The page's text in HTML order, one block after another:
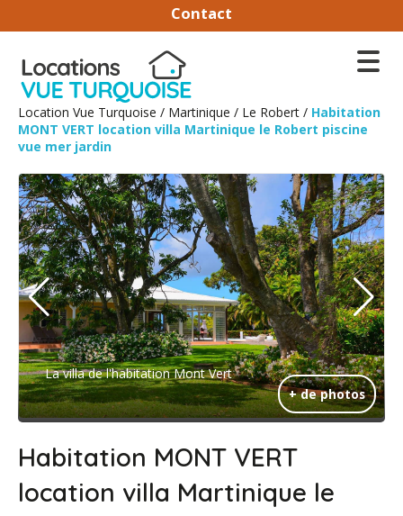
Contact
Location Vue Turquoise / Martinique / Le Robert / Habitation
MONT VERT location villa Martinique le Robert piscine
vue mer jardin
+ de photos
La villa de l'habitation Mont Vert
Habitation MONT VERT
location villa Martinique le